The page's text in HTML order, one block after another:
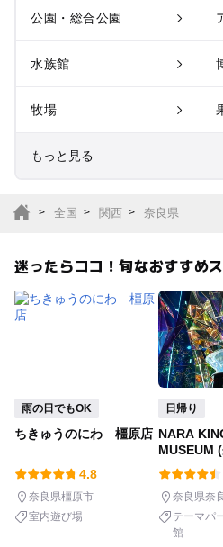
公園・総合公園
水族館
牧場
もっと見る
サファリパーク
釣り
潮干狩り
全国 関西 奈良県
迷ったらココ！旬なおすすめ
雨の日でもOK
ちきゅうのにわ 橿原店
4.8
奈良県橿原市
室内遊び場
日帰り
NARA
MUSEUM
ージアム)
奈良県奈
テーマパ
館